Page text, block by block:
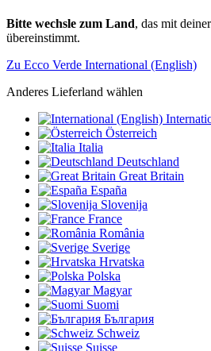
Bitte wechsle zum Land, das mit
übereinstimmt.
Zu Ecco Verde International (English)
Anderes Lieferland wählen
Österreich
Italia
Deutschland
Great Britain
España
Slovenija
France
România
Sverige
Hrvatska
Polska
Magyar
Suomi
България
Schweiz
Suisse